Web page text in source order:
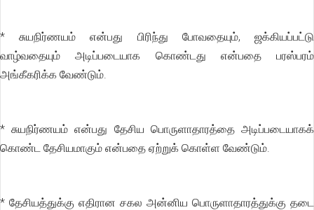
* சுயநிர்ணயம் என்பது பிரிந்து போவதையும், ஜக்கியப்பட்டு
வாழ்வதையும் அடிப்படையாக கொண்டது என்பதை பரஸ்பரம்
அங்கீகரிக்க வேண்டும்.
* சுயநிர்ணயம் என்பது தேசிய பொருளாதாரத்தை அடிப்படையாகக்
கொண்ட தேசியமாகும் என்பதை ஏற்றுக் கொள்ள வேண்டும்.
* தேசியத்துக்கு எதிரான சகல அன்னிய பொருளாதாரத்துக்கு தடை